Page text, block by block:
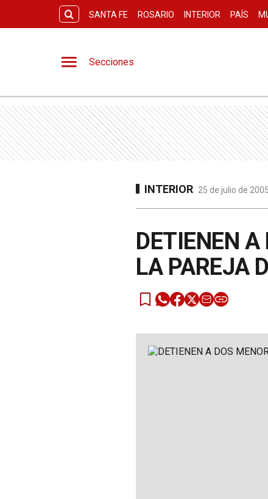
SANTA FE ROSARIO INTERIOR PAÍS
Secciones
INTERIOR 25 de julio de
DETIENEN A
LA PAREJA